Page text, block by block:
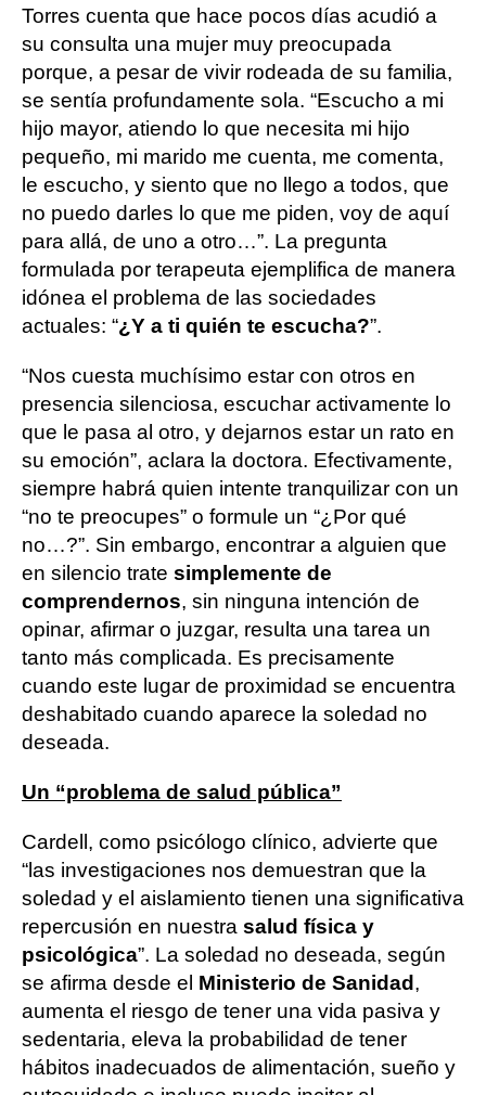
Torres cuenta que hace pocos días acudió a
su consulta una mujer muy preocupada
porque, a pesar de vivir rodeada de su familia,
se sentía profundamente sola. “Escucho a mi
hijo mayor, atiendo lo que necesita mi hijo
pequeño, mi marido me cuenta, me comenta,
le escucho, y siento que no llego a todos, que
no puedo darles lo que me piden, voy de aquí
para allá, de uno a otro…”. La pregunta
formulada por terapeuta ejemplifica de manera
idónea el problema de las sociedades
actuales: “¿Y a ti quién te escucha?”.
“Nos cuesta muchísimo estar con otros en
presencia silenciosa, escuchar activamente lo
que le pasa al otro, y dejarnos estar un rato en
su emoción”, aclara la doctora. Efectivamente,
siempre habrá quien intente tranquilizar con un
“no te preocupes” o formule un “¿Por qué
no…?”. Sin embargo, encontrar a alguien que
en silencio trate simplemente de
comprendernos, sin ninguna intención de
opinar, afirmar o juzgar, resulta una tarea un
tanto más complicada. Es precisamente
cuando este lugar de proximidad se encuentra
deshabitado cuando aparece la soledad no
deseada.
Un “problema de salud pública”
Cardell, como psicólogo clínico, advierte que
“las investigaciones nos demuestran que la
soledad y el aislamiento tienen una significativa
repercusión en nuestra salud física y
psicológica”. La soledad no deseada, según
se afirma desde el Ministerio de Sanidad,
aumenta el riesgo de tener una vida pasiva y
sedentaria, eleva la probabilidad de tener
hábitos inadecuados de alimentación, sueño y